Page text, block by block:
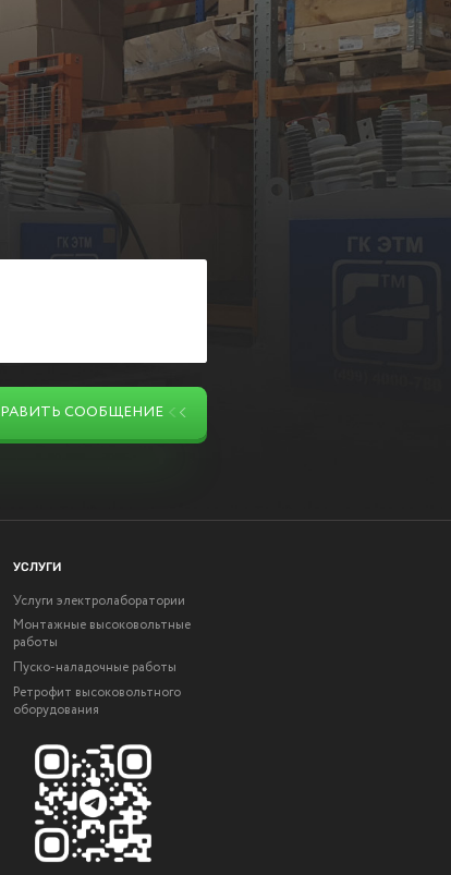
СООБЩЕНИЕ
УСЛУГИ
Услуги электролаборатории
Монтажные высоковольтные
работы
Пуско-наладочные работы
Ретрофит высоковольтного
оборудования